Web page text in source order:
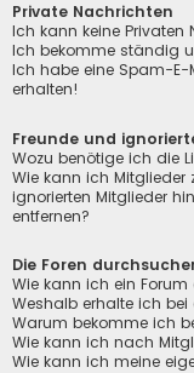
Private Nachrichten
Ich kann keine Privaten
Ich bekomme ständig
Ich habe eine Spam-E-
erhalten!
Freunde und
Wozu benötige ich die
Wie kann ich Mitglieder
ignorierten Mitglieder
entfernen?
Die Foren
Wie kann ich ein
Weshalb erhalte ich bei
Warum bekomme ich
Wie kann ich nach
Wie kann ich meine